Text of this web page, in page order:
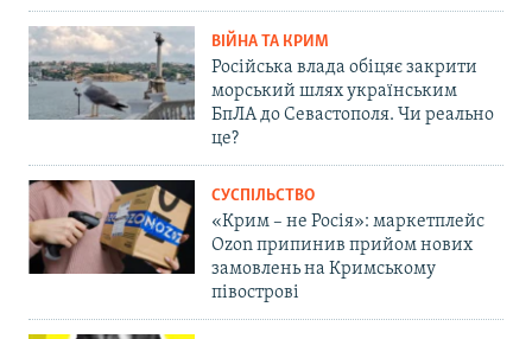
ВІЙНА ТА КРИМ
Російська влада обіцяє закрити
морський шлях українським
БпЛА до Севастополя. Чи реально
це?
СУСПІЛЬСТВО
«Крим – не Росія»: маркетплейс
Ozon припинив прийом нових
замовлень на Кримському
півострові